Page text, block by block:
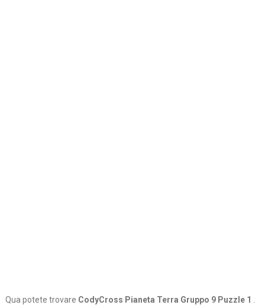
Qua potete trovare CodyCross Pianeta Terra Gruppo 9 Puzzle 1 .